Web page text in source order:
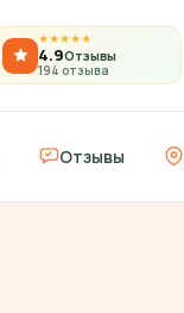
★★★★★
4.9Отзывы
194 отзыва
Отзывы